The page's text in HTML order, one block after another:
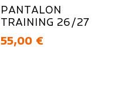
PANTALON
TRAINING 26/27
Prix
55,00 €